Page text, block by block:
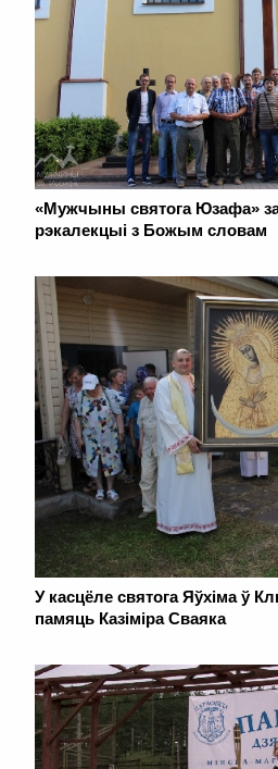
«Мужчыны святога Юзафа»
рэкалекцыі з Божым словам
У касцёле святога Яўхіма ў
памяць Казіміра Сваяка